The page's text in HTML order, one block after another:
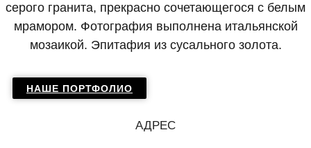
серого гранита, прекрасно сочетающегося с белым
мрамором. Фотография выполнена итальянской
мозаикой. Эпитафия из сусального золота.
НАШЕ ПОРТФОЛИО
АДРЕС